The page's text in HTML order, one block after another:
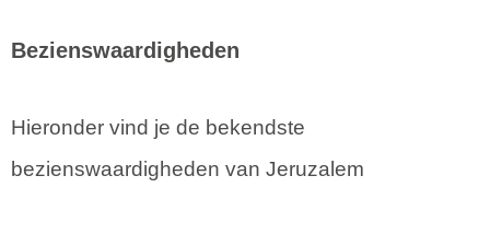
Bezienswaardigheden
Hieronder vind je de bekendste
bezienswaardigheden van Jeruzalem